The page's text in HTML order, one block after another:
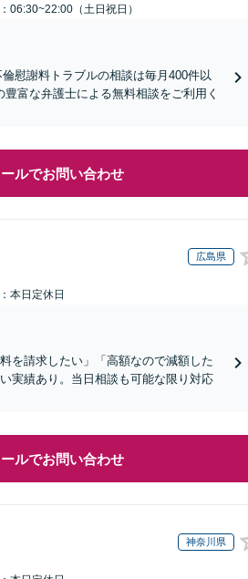
06:30~22:00（土日祝日）
慰謝料トラブルの相談は毎月400件以
富な弁護士による無料相談をご利用く
ールでお問い合わせ
広島県
本日定休日
を請求したい」「高額なので減額した
実績あり。当日相談も可能な限り対応
ールでお問い合わせ
神奈川県